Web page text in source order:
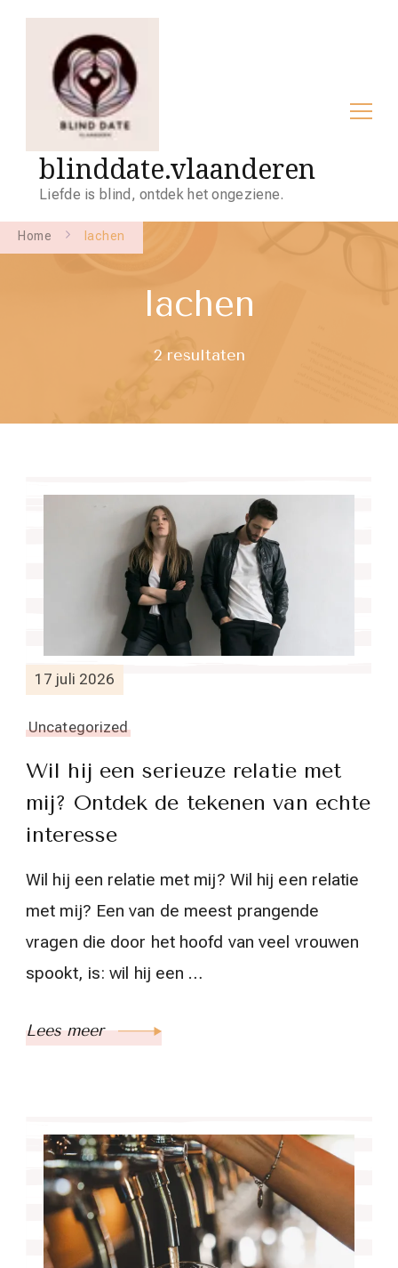
blinddate.vlaanderen
Liefde is blind, ontdek het ongeziene.
Home lachen
lachen
2 resultaten
17 juli 2026
Uncategorized
Wil hij een serieuze relatie met
mij? Ontdek de tekenen van echte
interesse
Wil hij een relatie met mij? Wil hij een relatie
met mij? Een van de meest prangende
vragen die door het hoofd van veel vrouwen
spookt, is: wil hij een …
Lees meer